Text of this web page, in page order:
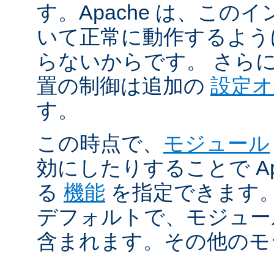
す。Apache は、このイ
いて正常に動作するよ
らないからです。 さら
置の制御は追加の 設定
す。
この時点で、 モジュール
効にしたりすることで
る 機能 を指定できます
デフォルトで、モジュ
含まれます。その他の